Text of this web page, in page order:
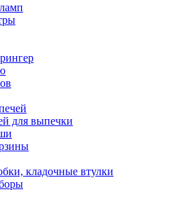
для выпечки
кладочные втулки